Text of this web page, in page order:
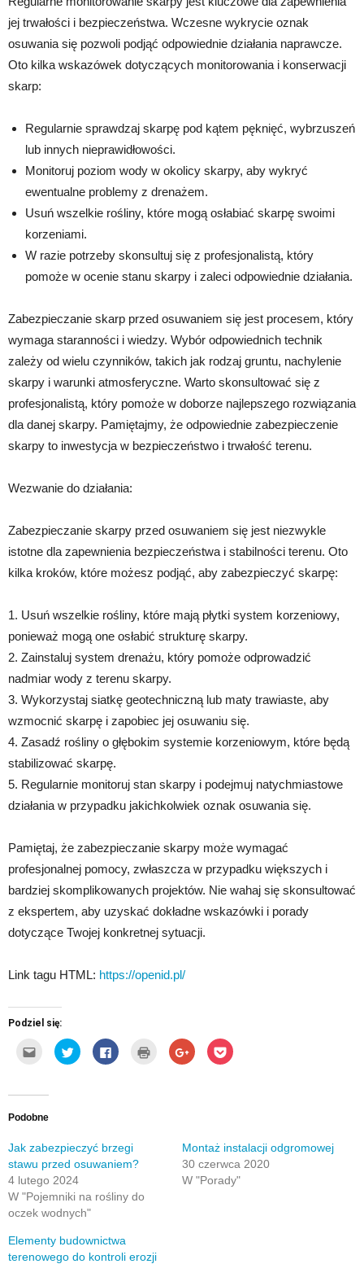
jej trwałości i bezpieczeństwa. Wczesne wykrycie oznak
osuwania się pozwoli podjąć odpowiednie działania naprawcze.
Oto kilka wskazówek dotyczących monitorowania i konserwacji
skarp:
Regularnie sprawdzaj skarpę pod kątem pęknięć, wybrzuszeń
lub innych nieprawidłowości.
Monitoruj poziom wody w okolicy skarpy, aby wykryć
ewentualne problemy z drenażem.
Usuń wszelkie rośliny, które mogą osłabiać skarpę swoimi
korzeniami.
W razie potrzeby skonsultuj się z profesjonalistą, który
pomoże w ocenie stanu skarpy i zaleci odpowiednie działania.
Zabezpieczanie skarp przed osuwaniem się jest procesem, który
wymaga staranności i wiedzy. Wybór odpowiednich technik
zależy od wielu czynników, takich jak rodzaj gruntu, nachylenie
skarpy i warunki atmosferyczne. Warto skonsultować się z
profesjonalistą, który pomoże w doborze najlepszego rozwiązania
dla danej skarpy. Pamiętajmy, że odpowiednie zabezpieczenie
skarpy to inwestycja w bezpieczeństwo i trwałość terenu.
Wezwanie do działania:
Zabezpieczanie skarpy przed osuwaniem się jest niezwykle
istotne dla zapewnienia bezpieczeństwa i stabilności terenu. Oto
kilka kroków, które możesz podjąć, aby zabezpieczyć skarpę:
1. Usuń wszelkie rośliny, które mają płytki system korzeniowy,
ponieważ mogą one osłabić strukturę skarpy.
2. Zainstaluj system drenażu, który pomoże odprowadzić
nadmiar wody z terenu skarpy.
3. Wykorzystaj siatkę geotechniczną lub maty trawiaste, aby
wzmocnić skarpę i zapobiec jej osuwaniu się.
4. Zasadź rośliny o głębokim systemie korzeniowym, które będą
stabilizować skarpę.
5. Regularnie monitoruj stan skarpy i podejmuj natychmiastowe
działania w przypadku jakichkolwiek oznak osuwania się.
Pamiętaj, że zabezpieczanie skarpy może wymagać
profesjonalnej pomocy, zwłaszcza w przypadku większych i
bardziej skomplikowanych projektów. Nie wahaj się skonsultować
z ekspertem, aby uzyskać dokładne wskazówki i porady
dotyczące Twojej konkretnej sytuacji.
Link tagu HTML: https://openid.pl/
Podziel się:
Kliknij,
wysłać
znajomego
e-
w
nowym
oknie)
Udostępnij
na
Twitterze(Otwiera
Click
to
Kliknij
wydrukować(Otwiera
Click
to
share
Click
to
Podobne
Jak zabezpieczyć brzegi
stawu przed osuwaniem?
4 lutego 2024
W "Pojemniki na rośliny do
oczek wodnych"
Montaż instalacji odgromowej
30 czerwca 2020
W "Porady"
Elementy budownictwa
terenowego do kontroli erozji